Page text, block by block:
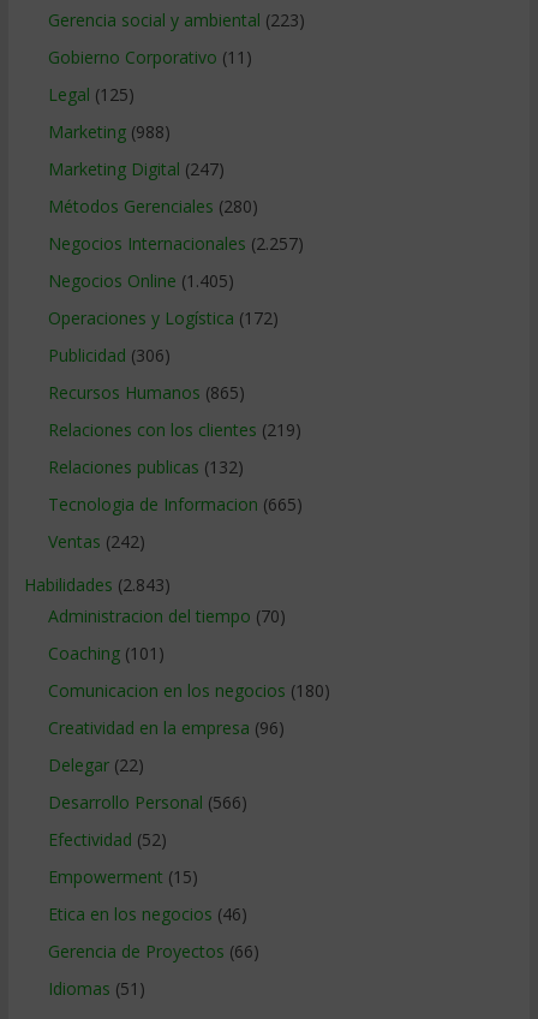
Gerencia social y ambiental (223)
Gobierno Corporativo (11)
Legal (125)
Marketing(988)
Marketing Digital (247)
Métodos Gerenciales (280)
Negocios Internacionales (2.257)
Negocios Online (1.405)
Operaciones y Logística (172)
Publicidad (306)
Recursos Humanos (865)
Relaciones con los clientes (219)
Relaciones publicas (132)
Tecnologia de Informacion (665)
Ventas (242)
Habilidades (2.843)
Administracion del tiempo (70)
Coaching(101)
Comunicacion en los negocios (180)
Creatividad en la empresa (96)
Delegar(22)
Desarrollo Personal (566)
Efectividad (52)
Empowerment (15)
Etica en los negocios (46)
Gerencia de Proyectos (66)
Idiomas (51)